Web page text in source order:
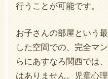
行うことが可能です。
お子さんの部屋という
した空間での、完全マ
らにあすなろ関西では
はありません。児童心